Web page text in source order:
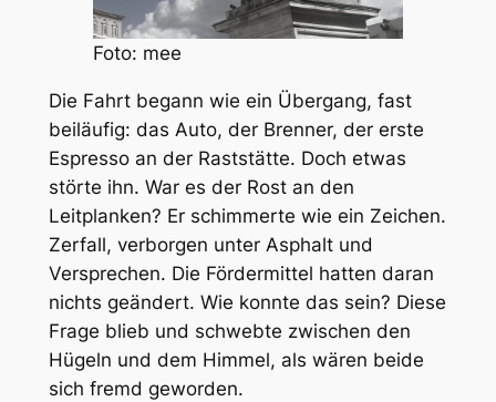
Foto: mee
Die Fahrt begann wie ein Übergang, fast
beiläufig: das Auto, der Brenner, der erste
Espresso an der Raststätte. Doch etwas
störte ihn. War es der Rost an den
Leitplanken? Er schimmerte wie ein Zeichen.
Zerfall, verborgen unter Asphalt und
Versprechen. Die Fördermittel hatten daran
nichts geändert. Wie konnte das sein? Diese
Frage blieb und schwebte zwischen den
Hügeln und dem Himmel, als wären beide
sich fremd geworden.